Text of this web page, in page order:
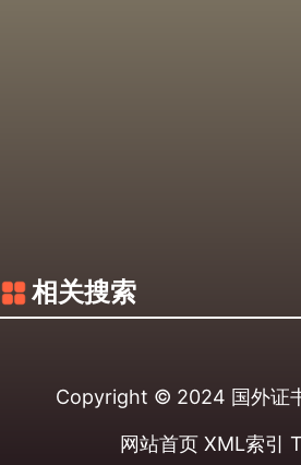
相关搜索
Copyright © 2024 国外证
网站首页 XML索引